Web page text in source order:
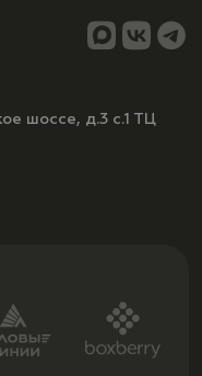
шоссе, д.3 с.1 ТЦ